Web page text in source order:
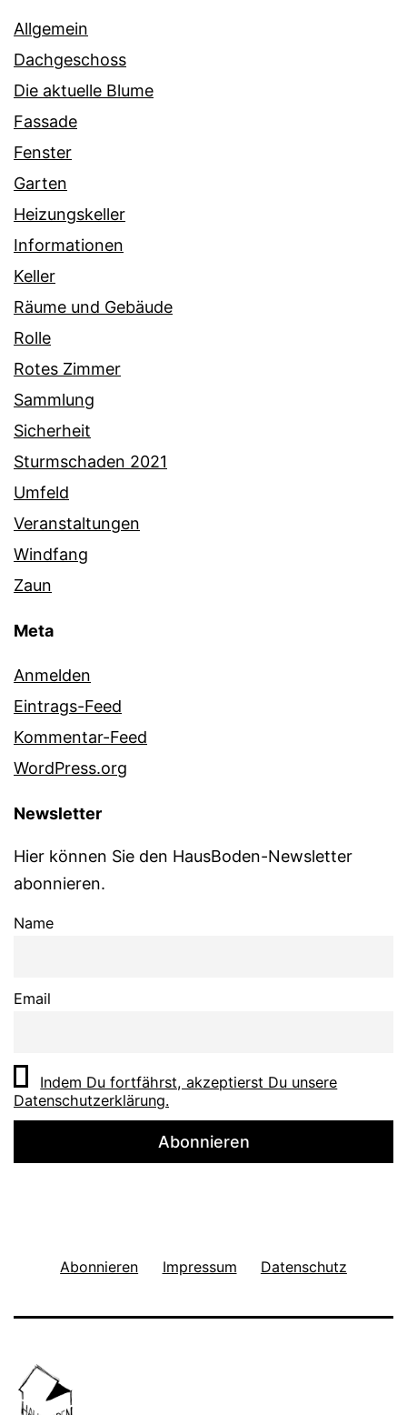
Allgemein
Dachgeschoss
Die aktuelle Blume
Fassade
Fenster
Garten
Heizungskeller
Informationen
Keller
Räume und Gebäude
Rolle
Rotes Zimmer
Sammlung
Sicherheit
Sturmschaden 2021
Umfeld
Veranstaltungen
Windfang
Zaun
Meta
Anmelden
Eintrags-Feed
Kommentar-Feed
WordPress.org
Newsletter
Hier können Sie den HausBoden-Newsletter
abonnieren.
Name
Email
Indem Du fortfährst, akzeptierst Du unsere
Datenschutzerklärung.
Abonnieren Impressum Datenschutz